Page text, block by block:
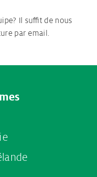
Il suffit de nous
par email.